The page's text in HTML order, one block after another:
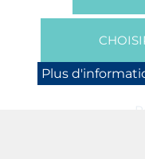
Plus